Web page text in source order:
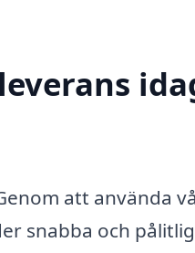
att använda
snabba och